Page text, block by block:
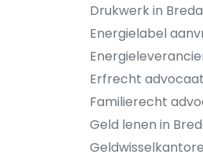
Drukwerk in Breda
Energielabel
Erfrecht
Familierecht
Geld lenen in